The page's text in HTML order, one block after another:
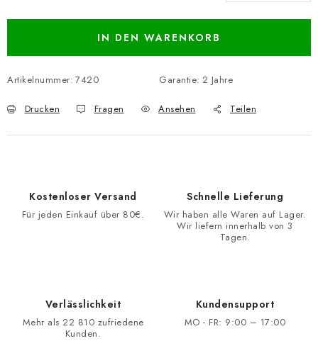
IN DEN WARENKORB
Artikelnummer: 7420 Garantie: 2 Jahre
Drucken Fragen Ansehen Teilen
Kostenloser Versand
Für jeden Einkauf über 80€.
Schnelle Lieferung
Wir haben alle Waren auf Lager.
Wir liefern innerhalb von 3
Tagen.
Verlässlichkeit
Mehr als 22 810 zufriedene
Kunden.
Kundensupport
MO - FR: 9:00 – 17:00